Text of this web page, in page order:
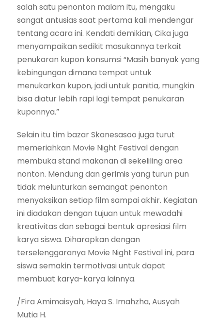
salah satu penonton malam itu, mengaku
sangat antusias saat pertama kali mendengar
tentang acara ini. Kendati demikian, Cika juga
menyampaikan sedikit masukannya terkait
penukaran kupon konsumsi “Masih banyak yang
kebingungan dimana tempat untuk
menukarkan kupon, jadi untuk panitia, mungkin
bisa diatur lebih rapi lagi tempat penukaran
kuponnya.”
Selain itu tim bazar Skanesasoo juga turut
memeriahkan Movie Night Festival dengan
membuka stand makanan di sekeliling area
nonton. Mendung dan gerimis yang turun pun
tidak melunturkan semangat penonton
menyaksikan setiap film sampai akhir. Kegiatan
ini diadakan dengan tujuan untuk mewadahi
kreativitas dan sebagai bentuk apresiasi film
karya siswa. Diharapkan dengan
terselenggaranya Movie Night Festival ini, para
siswa semakin termotivasi untuk dapat
membuat karya-karya lainnya.
/Fira Amimaisyah, Haya S. Imahzha, Ausyah
Mutia H.